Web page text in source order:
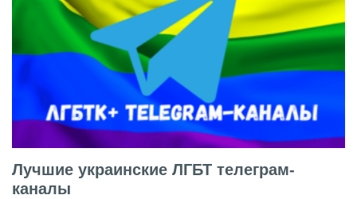
Лучшие украинские ЛГБТ телеграм-
каналы